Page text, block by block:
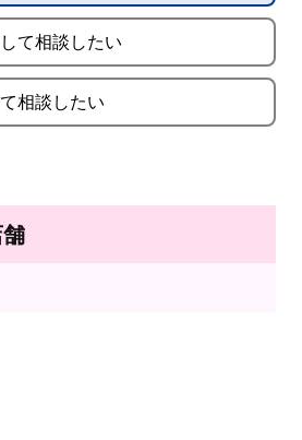
て相談したい
相談したい